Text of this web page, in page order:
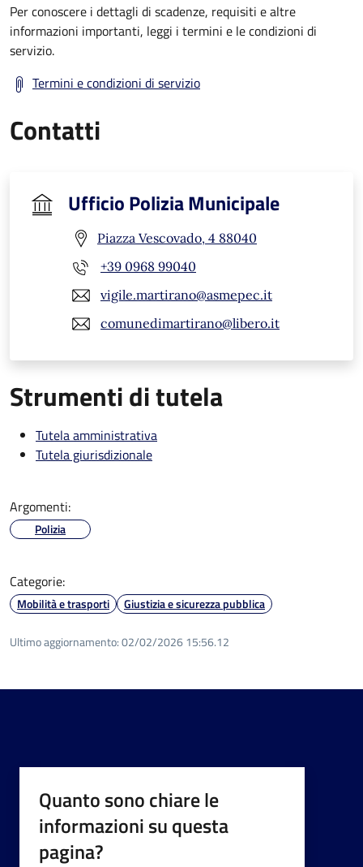
Per conoscere i dettagli di scadenze, requisiti e altre
informazioni importanti, leggi i termini e le condizioni di
servizio.
Termini e condizioni di servizio
Contatti
Ufficio Polizia Municipale
Piazza Vescovado, 4 88040
+39 0968 99040
vigile.martirano@asmepec.it
comunedimartirano@libero.it
Strumenti di tutela
Tutela amministrativa
Tutela giurisdizionale
Argomenti:
Polizia
Categorie:
Mobilità e trasporti Giustizia e sicurezza pubblica
Ultimo aggiornamento:02/02/2026 15:56.12
Quanto sono chiare le
informazioni su questa
pagina?